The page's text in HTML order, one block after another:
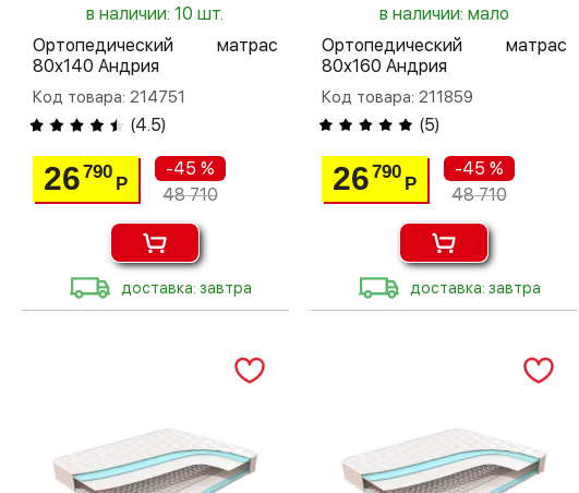
в наличии: 10 шт.
Ортопедический матрас
80х140 Андрия
Код товара: 214751
(4.5)
26790
Р
-45 %
48 710
доставка: завтра
в наличии: мало
Ортопедический матрас
80х160 Андрия
Код товара: 211859
(5)
26790
Р
-45 %
48 710
доставка: завтра